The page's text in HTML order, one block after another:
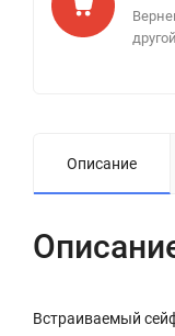
Описание
Встраиваемый